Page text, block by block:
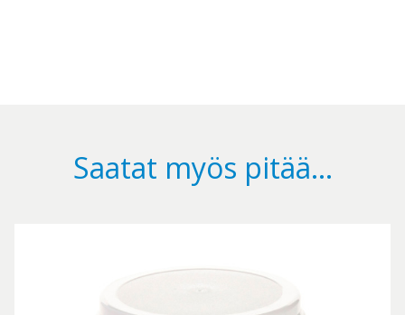
Saatat myös pitää...